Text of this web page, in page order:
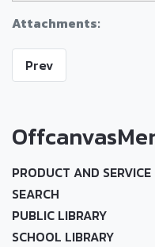
Attachments:
Prev
PRODUCT AND SERVICE
SEARCH
PUBLIC LIBRARY
SCHOOL LIBRARY